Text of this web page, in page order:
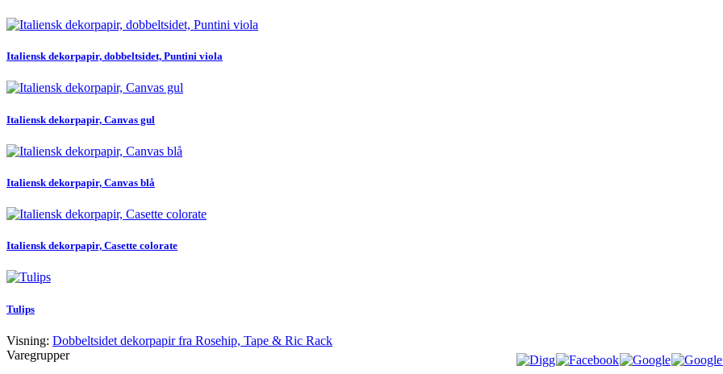
Italiensk dekorpapir, dobbeltsidet, Puntini viola
Italiensk dekorpapir, Canvas gul
Italiensk dekorpapir, Canvas blå
Italiensk dekorpapir, Casette colorate
Tulips
Visning: Dobbeltsidet dekorpapir fra Rosehip, Tape & Ric Rack
Varegrupper